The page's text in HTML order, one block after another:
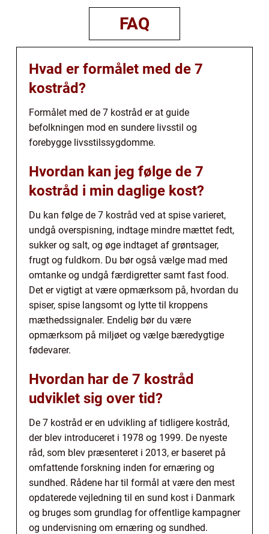
FAQ
Hvad er formålet med de 7
kostråd?
Formålet med de 7 kostråd er at guide
befolkningen mod en sundere livsstil og
forebygge livsstilssygdomme.
Hvordan kan jeg følge de 7
kostråd i min daglige kost?
Du kan følge de 7 kostråd ved at spise varieret,
undgå overspisning, indtage mindre mættet fedt,
sukker og salt, og øge indtaget af grøntsager,
frugt og fuldkorn. Du bør også vælge mad med
omtanke og undgå færdigretter samt fast food.
Det er vigtigt at være opmærksom på, hvordan du
spiser, spise langsomt og lytte til kroppens
mæthedssignaler. Endelig bør du være
opmærksom på miljøet og vælge bæredygtige
fødevarer.
Hvordan har de 7 kostråd
udviklet sig over tid?
De 7 kostråd er en udvikling af tidligere kostråd,
der blev introduceret i 1978 og 1999. De nyeste
råd, som blev præsenteret i 2013, er baseret på
omfattende forskning inden for ernæring og
sundhed. Rådene har til formål at være den mest
opdaterede vejledning til en sund kost i Danmark
og bruges som grundlag for offentlige kampagner
og undervisning om ernæring og sundhed.